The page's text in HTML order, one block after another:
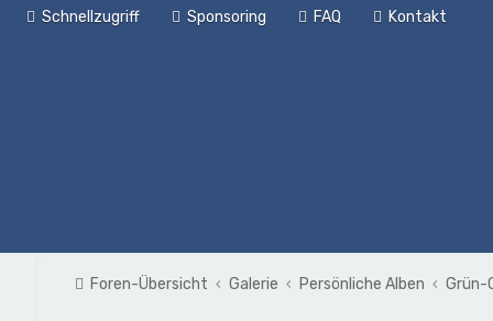
Schnellzugriff Sponsoring FAQ Kontakt
Foren-Übersicht Galerie Persönliche Alben Grün-